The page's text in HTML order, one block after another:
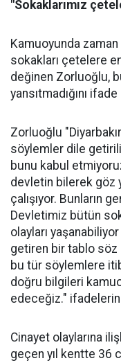
"Sokaklarımız
Kamuoyunda
sokakları çetelere
değinen Zorluoğlu,
yansıtmadığını
Zorluoğlu
söylemler dile
bunu kabul
devletin bilerek göz
çalışıyor. Bunların
Devletimiz bütün
olayları
getiren bir tablo söz
bu tür söylemlere
doğru bilgileri
edeceğiz."
Cinayet olaylarına
geçen yıl kentte 36